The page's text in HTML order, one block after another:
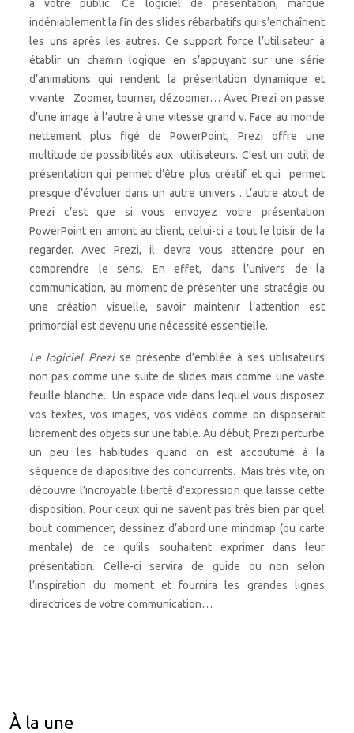
à votre public. Ce logiciel de présentation, marque
indéniablement la fin des slides rébarbatifs qui s’enchaînent
les uns après les autres. Ce support force l’utilisateur à
établir un chemin logique en s’appuyant sur une série
d’animations qui rendent la présentation dynamique et
vivante. Zoomer, tourner, dézoomer… Avec Prezi on passe
d’une image à l’autre à une vitesse grand v. Face au monde
nettement plus figé de PowerPoint, Prezi offre une
multitude de possibilités aux utilisateurs. C’est un outil de
présentation qui permet d’être plus créatif et qui permet
presque d’évoluer dans un autre univers . L’autre atout de
Prezi c’est que si vous envoyez votre présentation
PowerPoint en amont au client, celui-ci a tout le loisir de la
regarder. Avec Prezi, il devra vous attendre pour en
comprendre le sens. En effet, dans l’univers de la
communication, au moment de présenter une stratégie ou
une création visuelle, savoir maintenir l’attention est
primordial est devenu une nécessité essentielle.
Le logiciel Prezi se présente d’emblée à ses utilisateurs
non pas comme une suite de slides mais comme une vaste
feuille blanche. Un espace vide dans lequel vous disposez
vos textes, vos images, vos vidéos comme on disposerait
librement des objets sur une table. Au début, Prezi perturbe
un peu les habitudes quand on est accoutumé à la
séquence de diapositive des concurrents. Mais très vite, on
découvre l’incroyable liberté d’expression que laisse cette
disposition. Pour ceux qui ne savent pas très bien par quel
bout commencer, dessinez d’abord une mindmap (ou carte
mentale) de ce qu’ils souhaitent exprimer dans leur
présentation. Celle-ci servira de guide ou non selon
l’inspiration du moment et fournira les grandes lignes
directrices de votre communication…
À la une